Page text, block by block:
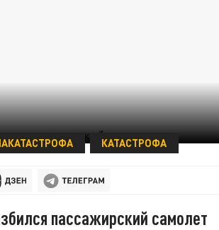
КАТАСТРОФА
пассажирский самолет